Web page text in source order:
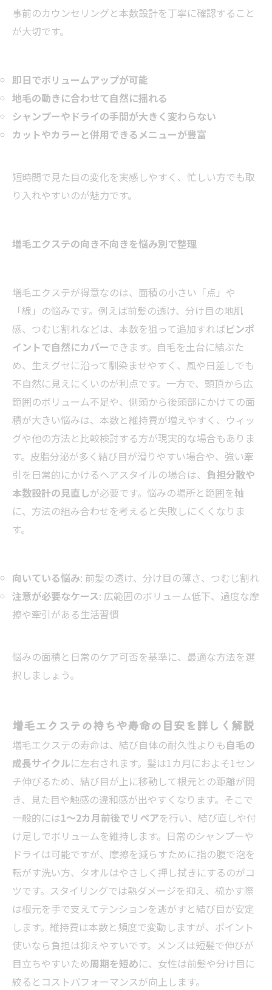
事前のカウンセリングと本数設計を丁寧に確認すること
が大切です。
即日でボリュームアップが可能
地毛の動きに合わせて自然に揺れる
シャンプーやドライの手間が大きく変わらない
カットやカラーと併用できるメニューが豊富
短時間で見た目の変化を実感しやすく、忙しい方でも取
り入れやすいのが魅力です。
増毛エクステの向き不向きを悩み別で整理
増毛エクステが得意なのは、面積の小さい「点」や
「線」の悩みです。例えば前髪の透け、分け目の地肌
感、つむじ割れなどは、本数を狙って追加すればピンポ
イントで自然にカバーできます。自毛を土台に結ぶた
め、生えグセに沿って馴染ませやすく、風や日差しでも
不自然に見えにくいのが利点です。一方で、頭頂から広
範囲のボリューム不足や、側頭から後頭部にかけての面
積が大きい悩みは、本数と維持費が増えやすく、ウィッ
グや他の方法と比較検討する方が現実的な場合もありま
す。皮脂分泌が多く結び目が滑りやすい場合や、強い牽
引を日常的にかけるヘアスタイルの場合は、 負担分散や
本数設計の見直しが必要です。悩みの場所と範囲を軸
に、方法の組み合わせを考えると失敗しにくくなりま
す。
向いている悩み: 前髪の透け、分け目の薄さ、つむじ割れ
注意が必要なケース: 広範囲のボリューム低下、過度な摩
擦や牽引がある生活習慣
悩みの面積と日常のケア可否を基準に、最適な方法を選
択しましょう。
増毛エクステの持ちや寿命の目安を詳しく解説
増毛エクステの寿命は、結び自体の耐久性よりも自毛の
成長サイクルに左右されます。髪は1カ月におよそ1セン
チ伸びるため、結び目が上に移動して根元との距離が開
き、見た目や触感の違和感が出やすくなります。そこで
一般的には1〜2カ月前後でリペアを行い、結び直しや付
け足しでボリュームを維持します。日常のシャンプーや
ドライは可能ですが、摩擦を減らすために指の腹で泡を
転がす洗い方、タオルはやさしく押し拭きにするのがコ
ツです。スタイリングでは熱ダメージを抑え、梳かす際
は根元を手で支えてテンションを逃がすと結び目が安定
します。維持費は本数と頻度で変動しますが、ポイント
使いなら負担は抑えやすいです。メンズは短髪で伸びが
目立ちやすいため周期を短めに、女性は前髪や分け目に
絞るとコストパフォーマンスが向上します。